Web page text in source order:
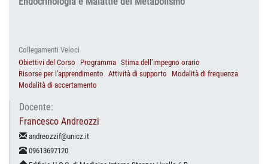
Collegamenti Veloci
Obiettivi del Corso
Programma Stima dell’impegno orario
Risorse per l'apprendimento Attività di supporto
Modalità di frequenza
Modalità di accertamento
Docente:
Francesco Andreozzi
andreozzif@unicz.it
09613697120